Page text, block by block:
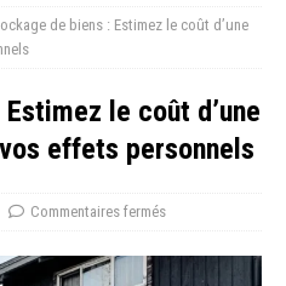
de biens : Estimez le coût d’une
le coût d’une
effets personnels
Commentaires fermés